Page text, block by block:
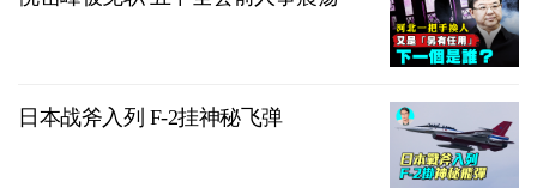
日本战斧入列 F-2挂神秘飞弹